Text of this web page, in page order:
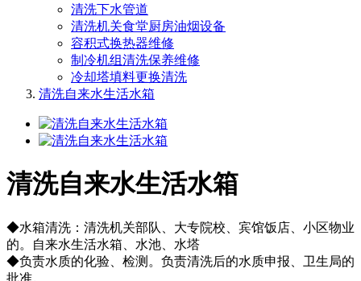
清洗下水管道
清洗机关食堂厨房油烟设备
容积式换热器维修
制冷机组清洗保养维修
冷却塔填料更换清洗
清洗自来水生活水箱
清洗自来水生活水箱
◆水箱清洗：清洗机关部队、大专院校、宾馆饭店、小区物业
的。自来水生活水箱、水池、水塔
◆负责水质的化验、检测。负责清洗后的水质申报、卫生局的
批准。